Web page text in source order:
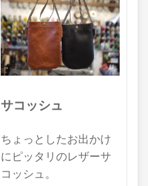
サコッシュ
ちょっとしたお出かけ
にピッタリのレザーサ
コッシュ。